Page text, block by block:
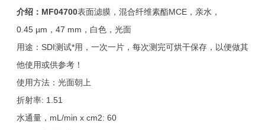
介绍： MF04700表面滤膜，混合纤维素酯MCE，亲水，
0.45 µm，47 mm，白色，光面
用途：SDI测试*用，一次一片，每次测完可烘干保存，以便做其
他使用或供参考！
使用方法：光面朝上
折射率: 1.51
水通量，mL/min x cm2: 60